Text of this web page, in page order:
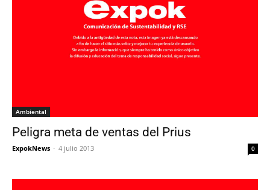
Ambiental
Peligra meta de ventas del Prius
ExpokNews - 4 julio 2013 0